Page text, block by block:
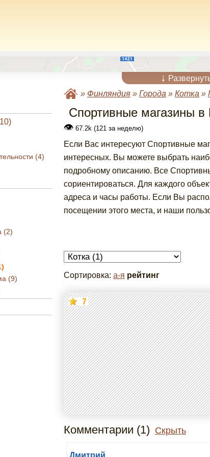
↓
(4)
(2)
(9)
» Финляндия» Города » Котка »
Спортивные магазины в
👁67.2k (121 за неделю)
Если Вас интересуют Спортивные
интересных. Вы можете выбрать
подробному описанию. Все
сориентироваться. Для каждого
адреса и часы работы. Если Вы
посещении этого места, и наши
Сортировка: а-я рейтинг
7
Комментарии (1) Скрыть
Дмитрий